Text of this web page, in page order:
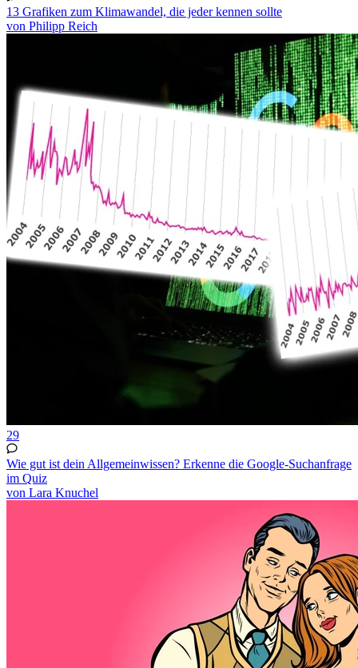
13 Grafiken zum Klimawandel, die jeder kennen sollte
von Philipp Reich
29
Wie gut ist dein Allgemeinwissen? Erkenne die Google-Suchanfrage
im Quiz
von Lara Knuchel